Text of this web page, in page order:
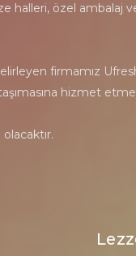
halleri, özel ambalaj
firmamız
taşımasına hizmet